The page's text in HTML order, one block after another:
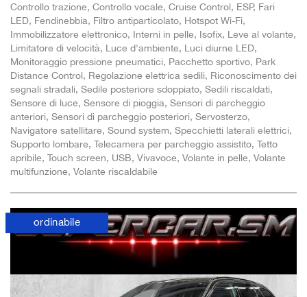
Controllo trazione, Controllo vocale, Cruise Control, ESP, Fari
LED, Fendinebbia, Filtro antiparticolato, Hotspot Wi-Fi,
Immobilizzatore elettronico, Interni in pelle, Isofix, Leve al volante,
Limitatore di velocità, Luce d'ambiente, Luci diurne LED,
Monitoraggio pressione pneumatici, Pacchetto sportivo, Park
Distance Control, Regolazione elettrica sedili, Riconoscimento dei
segnali stradali, Sedile posteriore sdoppiato, Sedili riscaldati,
Sensore di luce, Sensore di pioggia, Sensori di parcheggio
anteriori, Sensori di parcheggio posteriori, Servosterzo,
Navigatore satellitare, Sound system, Specchietti laterali elettrici,
Supporto lombare, Telecamera per parcheggio assistito, Tetto
apribile, Touch screen, USB, Vivavoce, Volante in pelle, Volante
multifunzione, Volante riscaldabile
ordinabile